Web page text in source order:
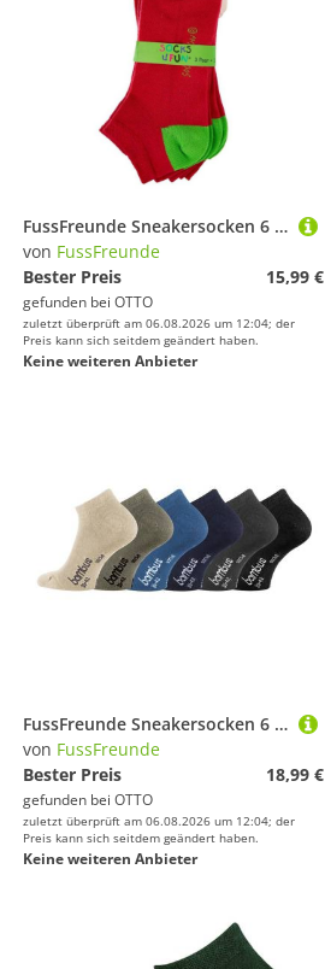
FussFreunde Sneakersocken 6 Paar Kinder Sneaker Socken, GUTE LAUNE FARBEN für Mädchen & Jungen (6 Paar) handgekettelte Naht, leuchtend-kräftige Farben
von FussFreunde
Bester Preis
15,99 €
gefunden bei OTTO
zuletzt überprüft am 06.08.2026 um 12:04; der
Preis kann sich seitdem geändert haben.
Keine weiteren Anbieter
FussFreunde Sneakersocken 6 Paar Bambus Sneakersocken weiche Sneaker Socken atmungsaktiv (6 Paar) Spitze und Ferse verstärkt, handgekettelt
von FussFreunde
Bester Preis
18,99 €
gefunden bei OTTO
zuletzt überprüft am 06.08.2026 um 12:04; der
Preis kann sich seitdem geändert haben.
Keine weiteren Anbieter